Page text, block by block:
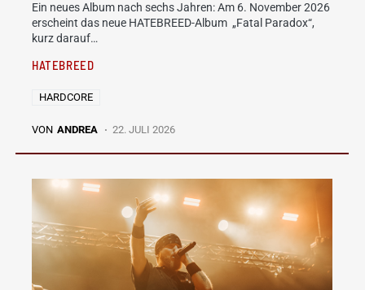
Ein neues Album nach sechs Jahren: Am 6. November 2026
erscheint das neue HATEBREED-Album „Fatal Paradox“,
kurz darauf…
HATEBREED
HARDCORE
VON ANDREA 22. JULI 2026